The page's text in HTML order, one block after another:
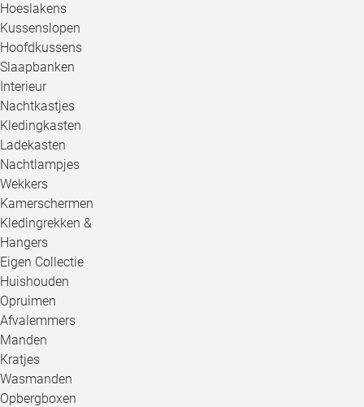
Hoeslakens
Kussenslopen
Hoofdkussens
Slaapbanken
Interieur
Nachtkastjes
Kledingkasten
Ladekasten
Nachtlampjes
Wekkers
Kamerschermen
Kledingrekken &
Hangers
Eigen Collectie
Huishouden
Opruimen
Afvalemmers
Manden
Kratjes
Wasmanden
Opbergboxen